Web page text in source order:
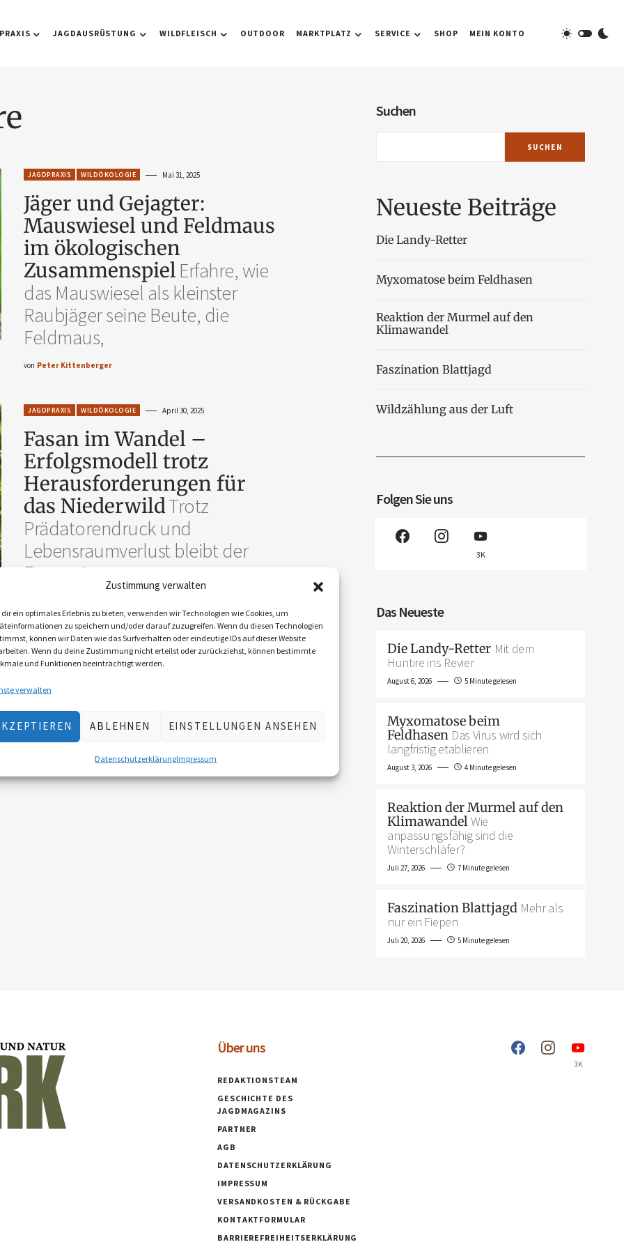
Zustimmung verwalten
ein optimales Erlebnis zu bieten, verwenden wir Technologien wie Cookies, um
zu speichern und/oder darauf zuzugreifen. Wenn du diesen Technologien
können wir Daten wie das Surfverhalten oder eindeutige IDs auf dieser Website
Wenn du deine Zustimmung nicht erteilst oder zurückziehst, können bestimmte
und Funktionen beeinträchtigt werden.
verwalten
ABLEHNEN EINSTELLUNGEN ANSEHEN
DatenschutzerklärungImpressum
JAGDAUSRÜSTUNG WILDFLEISCH OUTDOOR MARKTPLATZ SERVICE SHOP MEIN KONTO
JAGDPRAXIS WILDÖKOLOGIE Mai 31, 2025
Jäger und Gejagter:
Mauswiesel und Feldmaus
im ökologischen
ZusammenspielErfahre, wie
das Mauswiesel als kleinster
Raubjäger seine Beute, die
Feldmaus,
von Peter Kittenberger
JAGDPRAXIS WILDÖKOLOGIE April 30, 2025
Fasan im Wandel –
Erfolgsmodell trotz
Herausforderungen für
das NiederwildTrotz
Prädatorendruck und
Lebensraumverlust bleibt der
Fasan eine
Suchen
SUCHEN
Neueste Beiträge
Die Landy-Retter
Myxomatose beim Feldhasen
Reaktion der Murmel auf den
Klimawandel
Faszination Blattjagd
Wildzählung aus der Luft
Folgen Sie uns
3K
Das Neueste
Die Landy-Retter Mit dem
Huntire ins Revier
August 6, 2026 5 Minute gelesen
Myxomatose beim
Feldhasen Das Virus wird sich
langfristig etablieren
August 3, 2026 4 Minute gelesen
Reaktion der Murmel auf den
KlimawandelWie
anpassungsfähig sind die
Winterschläfer?
Juli 27, 2026 7 Minute gelesen
Faszination Blattjagd Mehr als
nur ein Fiepen
Juli 20, 2026 5 Minute gelesen
Über uns
REDAKTIONSTEAM
GESCHICHTE DES
JAGDMAGAZINS
PARTNER
AGB
DATENSCHUTZERKLÄRUNG
IMPRESSUM
VERSANDKOSTEN & RÜCKGABE
KONTAKTFORMULAR
BARRIEREFREIHEITSERKLÄRUNG
3K